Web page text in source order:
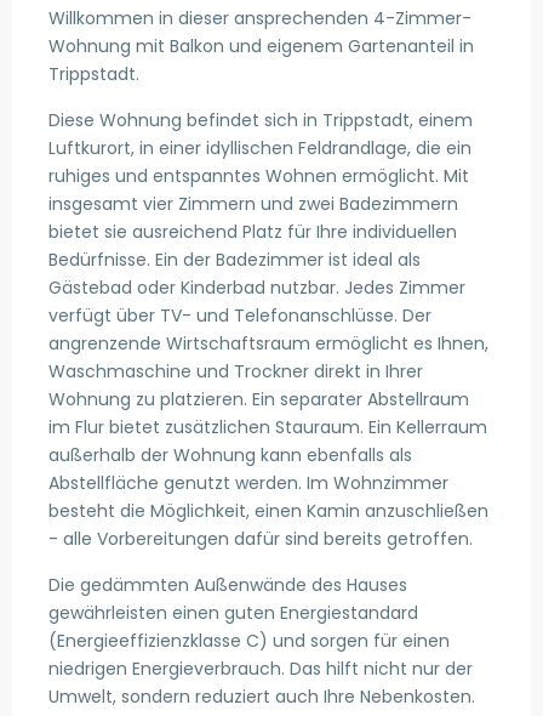
Willkommen in dieser ansprechenden 4-Zimmer-
Wohnung mit Balkon und eigenem Gartenanteil in
Trippstadt.
Diese Wohnung befindet sich in Trippstadt, einem
Luftkurort, in einer idyllischen Feldrandlage, die ein
ruhiges und entspanntes Wohnen ermöglicht. Mit
insgesamt vier Zimmern und zwei Badezimmern
bietet sie ausreichend Platz für Ihre individuellen
Bedürfnisse. Ein der Badezimmer ist ideal als
Gästebad oder Kinderbad nutzbar. Jedes Zimmer
verfügt über TV- und Telefonanschlüsse. Der
angrenzende Wirtschaftsraum ermöglicht es Ihnen,
Waschmaschine und Trockner direkt in Ihrer
Wohnung zu platzieren. Ein separater Abstellraum
im Flur bietet zusätzlichen Stauraum. Ein Kellerraum
außerhalb der Wohnung kann ebenfalls als
Abstellfläche genutzt werden. Im Wohnzimmer
besteht die Möglichkeit, einen Kamin anzuschließen
- alle Vorbereitungen dafür sind bereits getroffen.
Die gedämmten Außenwände des Hauses
gewährleisten einen guten Energiestandard
(Energieeffizienzklasse C) und sorgen für einen
niedrigen Energieverbrauch. Das hilft nicht nur der
Umwelt, sondern reduziert auch Ihre Nebenkosten.